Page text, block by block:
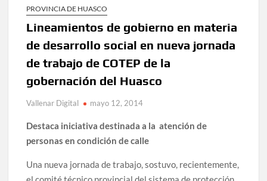
PROVINCIA DE HUASCO
Lineamientos de gobierno en materia
de desarrollo social en nueva jornada
de trabajo de COTEP de la
gobernación del Huasco
Vallenar Digital mayo 12, 2014
Destaca iniciativa destinada a la atención de
personas en condición de calle
Una nueva jornada de trabajo, sostuvo, recientemente,